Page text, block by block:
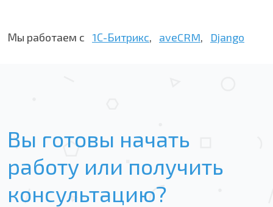
Мы работаем с 1С-Битрикс, aveCRM, Django
Вы готовы начать
работу или получить
консультацию?